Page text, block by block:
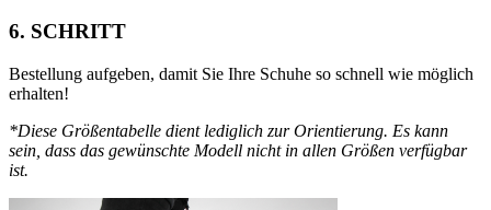
6. SCHRITT
Bestellung aufgeben, damit Sie Ihre Schuhe so schnell wie möglich
erhalten!
*Diese Größentabelle dient lediglich zur Orientierung. Es kann
sein, dass das gewünschte Modell nicht in allen Größen verfügbar
ist.